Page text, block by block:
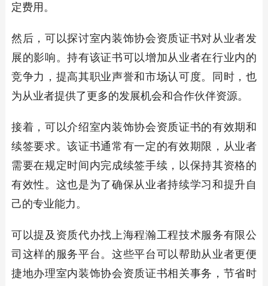
定费用。
然后，可以探讨室内装饰协会资质证书对从业者发
展的影响。持有该证书可以增加从业者在行业内的
竞争力，提高其职业声誉和市场认可度。同时，也
为从业者提供了更多的发展机会和合作伙伴资源。
接着，可以介绍室内装饰协会资质证书的有效期和
续签要求。该证书通常有一定的有效期限，从业者
需要在规定时间内完成续签手续，以保持其资格的
有效性。这也是为了确保从业者持续学习和提升自
己的专业能力。
可以提及资质代办找上海程瀚工程技术服务有限公
司这样的服务平台。这些平台可以帮助从业者更便
捷地办理室内装饰协会资质证书相关事务，节省时